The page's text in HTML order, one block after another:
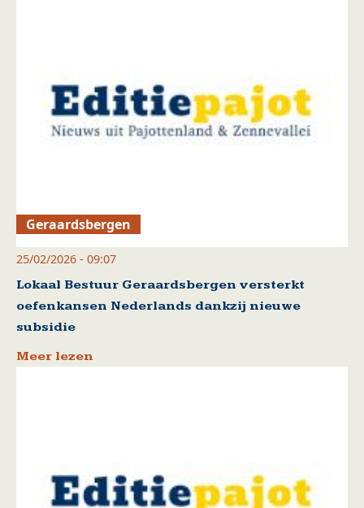
Geraardsbergen
25/02/2026 - 09:07
Lokaal Bestuur Geraardsbergen versterkt
oefenkansen Nederlands dankzij nieuwe
subsidie
Meer lezen